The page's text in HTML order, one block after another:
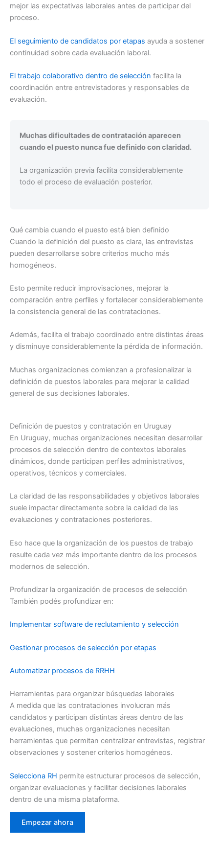
mejor las expectativas laborales antes de participar del
proceso.
El seguimiento de candidatos por etapas ayuda a sostener
continuidad sobre cada evaluación laboral.
El trabajo colaborativo dentro de selección facilita la
coordinación entre entrevistadores y responsables de
evaluación.
Muchas dificultades de contratación aparecen
cuando el puesto nunca fue definido con claridad.
La organización previa facilita considerablemente
todo el proceso de evaluación posterior.
Qué cambia cuando el puesto está bien definido
Cuando la definición del puesto es clara, las entrevistas
pueden desarrollarse sobre criterios mucho más
homogéneos.
Esto permite reducir improvisaciones, mejorar la
comparación entre perfiles y fortalecer considerablemente
la consistencia general de las contrataciones.
Además, facilita el trabajo coordinado entre distintas áreas
y disminuye considerablemente la pérdida de información.
Muchas organizaciones comienzan a profesionalizar la
definición de puestos laborales para mejorar la calidad
general de sus decisiones laborales.
Definición de puestos y contratación en Uruguay
En Uruguay, muchas organizaciones necesitan desarrollar
procesos de selección dentro de contextos laborales
dinámicos, donde participan perfiles administrativos,
operativos, técnicos y comerciales.
La claridad de las responsabilidades y objetivos laborales
suele impactar directamente sobre la calidad de las
evaluaciones y contrataciones posteriores.
Eso hace que la organización de los puestos de trabajo
resulte cada vez más importante dentro de los procesos
modernos de selección.
Profundizar la organización de procesos de selección
También podés profundizar en:
Implementar software de reclutamiento y selección
Gestionar procesos de selección por etapas
Automatizar procesos de RRHH
Herramientas para organizar búsquedas laborales
A medida que las contrataciones involucran más
candidatos y participan distintas áreas dentro de las
evaluaciones, muchas organizaciones necesitan
herramientas que permitan centralizar entrevistas, registrar
observaciones y sostener criterios homogéneos.
Selecciona RH permite estructurar procesos de selección,
organizar evaluaciones y facilitar decisiones laborales
dentro de una misma plataforma.
Empezar ahora